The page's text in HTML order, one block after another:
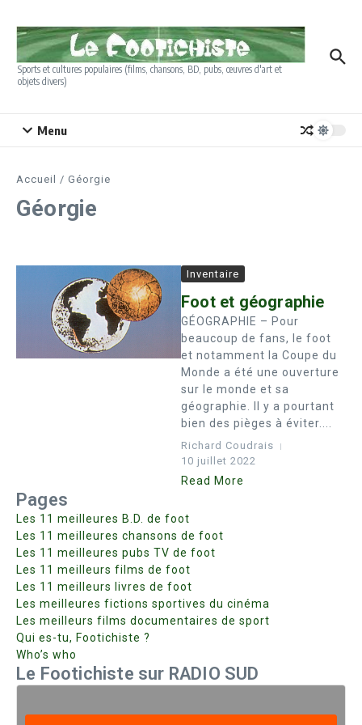
Sports et cultures populaires (films, chansons, BD, pubs, œuvres d'art et
objets divers)
Menu
Accueil / Géorgie
Géorgie
Inventaire
Foot et géographie
GÉOGRAPHIE – Pour
beaucoup de fans, le foot
et notamment la Coupe du
Monde a été une ouverture
sur le monde et sa
géographie. Il y a pourtant
bien des pièges à éviter....
Richard Coudrais
10 juillet 2022
Read More
Pages
Les 11 meilleures B.D. de foot
Les 11 meilleures chansons de foot
Les 11 meilleures pubs TV de foot
Les 11 meilleurs films de foot
Les 11 meilleurs livres de foot
Les meilleures fictions sportives du cinéma
Les meilleurs films documentaires de sport
Qui es-tu, Footichiste ?
Who’s who
Le Footichiste sur RADIO SUD